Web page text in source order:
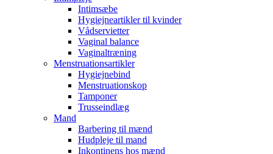
Intimsæbe
Hygiejneartikler til kvinder
Vådservietter
Vaginal balance
Vaginaltræning
Menstruationsartikler
Hygiejnebind
Menstruationskop
Tamponer
Trusseindlæg
Mand
Barbering til mænd
Hudpleje til mand
Inkontinens hos mænd